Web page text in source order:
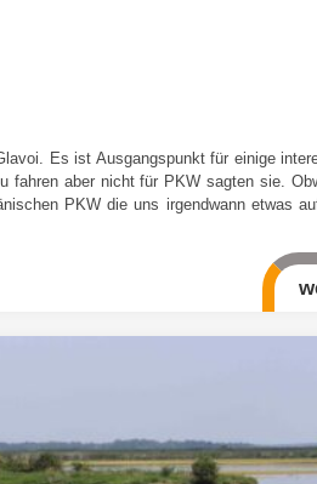
Es ist Ausgangspunkt für einige
fahren aber nicht für PKW sagten sie.
PKW die uns irgendwann etwas